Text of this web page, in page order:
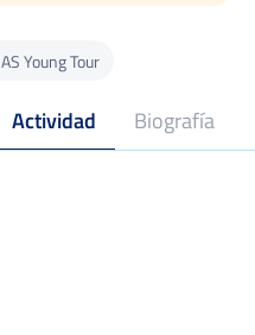
AS Young Tour
Actividad Biografía